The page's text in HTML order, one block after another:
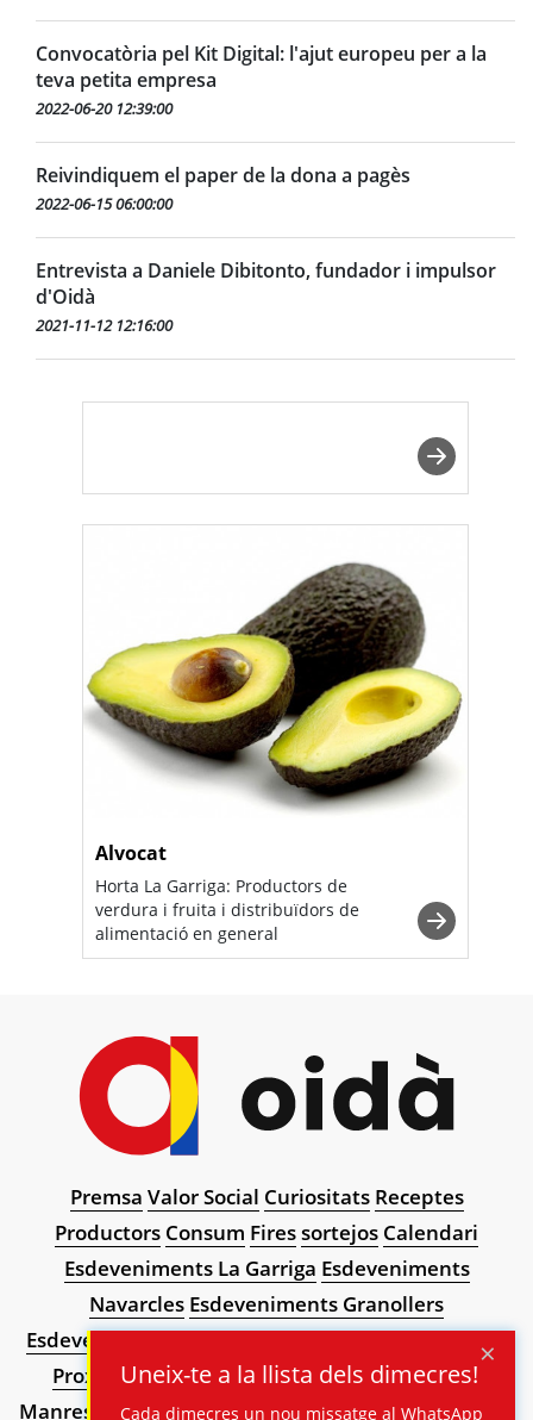
Convocatòria pel Kit Digital: l'ajut europeu per a la
teva petita empresa
2022-06-20 12:39:00
Reivindiquem el paper de la dona a pagès
2022-06-15 06:00:00
Entrevista a Daniele Dibitonto, fundador i impulsor
d'Oidà
2021-11-12 12:16:00
Alvocat
Horta La Garriga: Productors de
verdura i fruita i distribuïdors de
alimentació en general
Premsa Valor Social Curiositats Receptes
Productors Consum Firessortejos Calendari
Esdeveniments La Garriga Esdeveniments
Navarcles Esdeveniments Granollers
Esdeveniments PalafrugellLlibresEsdeveniments
ProximitatArt de proximitat Esdeveniments
Manresa
Esdeveniments BarcelonaEsdeveniments
Uneix-te a la llista dels dimecres!
Cada dimecres un nou missatge al WhatsApp
×